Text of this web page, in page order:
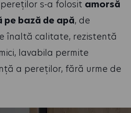
s-a folosit amorsă
bază de apă, de
înaltă calitate, rezistentă
lavabila permite
a pereților, fără urme de